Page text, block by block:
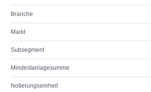
Branche
Markt
Subsegment
Mindestanlagesumme
Notierungseinheit